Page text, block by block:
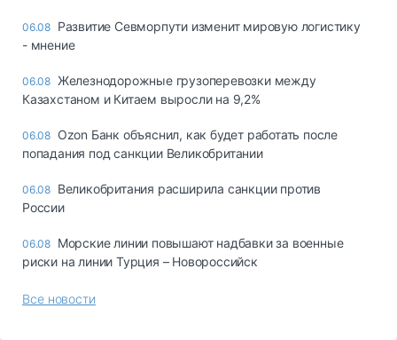
06.08 Развитие Севморпути изменит мировую логистику
- мнение
06.08 Железнодорожные грузоперевозки между
Казахстаном и Китаем выросли на 9,2%
06.08 Ozon Банк объяснил, как будет работать после
попадания под санкции Великобритании
06.08 Великобритания расширила санкции против
России
06.08 Морские линии повышают надбавки за военные
риски на линии Турция – Новороссийск
Все новости